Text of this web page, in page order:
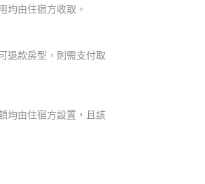
均由住宿方收取。
退款房型，則需支付取
均由住宿方設置，且該